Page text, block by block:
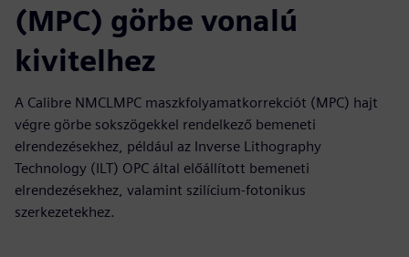
(MPC) görbe vonalú
kivitelhez
A Calibre NMCLMPC maszkfolyamatkorrekciót (MPC) hajt
végre görbe sokszögekkel rendelkező bemeneti
elrendezésekhez, például az Inverse Lithography
Technology (ILT) OPC által előállított bemeneti
elrendezésekhez, valamint szilícium-fotonikus
szerkezetekhez.